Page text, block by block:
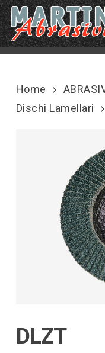
Skip
to
main
content
Home
Dischi Lamellari
DLZT